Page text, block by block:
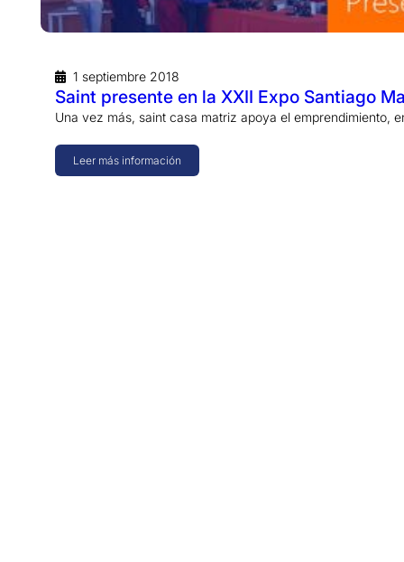
1 septiembre 2018
Saint presente en la XXII Expo Santiago
Una vez más, saint casa matriz apoya el emprendimiento,
Leer más información